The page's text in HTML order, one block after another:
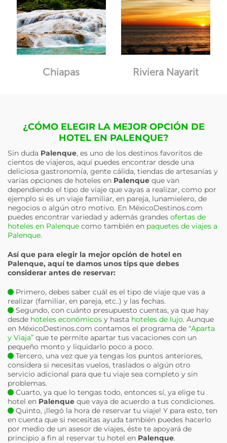
Chiapas Riviera Nayarit
¿CÓMO ELEGIR LA MEJOR OPCIÓN DE
HOTEL EN PALENQUE?
Sin duda Palenque, es uno de los destinos favoritos de
cientos de viajeros, aquí puedes encontrar desde una
deliciosa gastronomía, gente cálida, tiendas de artesanías y
varias opciones de hoteles en Palenque que van
dependiendo el tipo de viaje que vayas a realizar, como por
ejemplo si es un viaje familiar, en pareja, lunamielero, de
negocios o algún otro motivo. En MéxicoDestinos.com
puedes encontrar variedad y además grandes ofertas de
hoteles en Palenque como también en paquetes de viajes a
Palenque.
Así que para elegir la mejor opción de hotel en
Palenque, aquí te damos unos tips que debes
considerar antes de reservar:
Primero, debes saber cuál es el tipo de viaje que vas a
realizar (familiar, en pareja, etc..) y las fechas.
Segundo, con cuánto presupuesto cuentas, ya que hay
desde hoteles económicos y hasta hoteles de lujo. Aunque
en MéxicoDestinos.com contamos el programa de “Aparta
y Viaja” que te permite apartar tus vacaciones con un
pequeño monto y liquidarlo poco a poco.
Tercero, una vez que ya tengas los puntos anteriores,
considera si necesitas vuelos, traslados o algún otro
servicio adicional para que tu viaje sea completo y sin
problemas.
Cuarto, ya que lo tengas todo, entonces sí, ya elige tu
hotel en Palenque que vaya de acuerdo a tus condiciones.
Quinto, ¡llegó la hora de reservar tu viaje! Y para esto, ten
en cuenta que si necesitas ayuda también puedes hacerlo
por medio de un asesor de viajes, éste te apoyará de
principio a fin al reservar tu hotel en Palenque.